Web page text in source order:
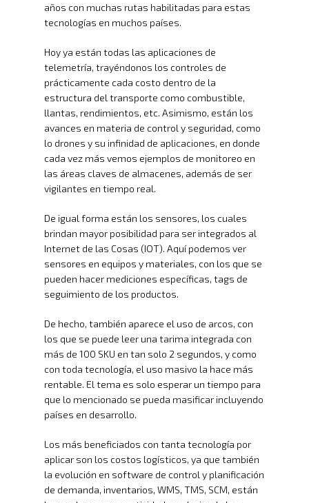
años con muchas rutas habilitadas para estas
tecnologías en muchos países.
Hoy ya están todas las aplicaciones de
telemetría, trayéndonos los controles de
prácticamente cada costo dentro de la
estructura del transporte como combustible,
llantas, rendimientos, etc. Asimismo, están los
avances en materia de control y seguridad, como
lo drones y su infinidad de aplicaciones, en donde
cada vez más vemos ejemplos de monitoreo en
las áreas claves de almacenes, además de ser
vigilantes en tiempo real.
De igual forma están los sensores, los cuales
brindan mayor posibilidad para ser integrados al
Internet de las Cosas (IOT). Aquí podemos ver
sensores en equipos y materiales, con los que se
pueden hacer mediciones específicas, tags de
seguimiento de los productos.
De hecho, también aparece el uso de arcos, con
los que se puede leer una tarima integrada con
más de 100 SKU en tan solo 2 segundos, y como
con toda tecnología, el uso masivo la hace más
rentable. El tema es solo esperar un tiempo para
que lo mencionado se pueda masificar incluyendo
países en desarrollo.
Los más beneficiados con tanta tecnología por
aplicar son los costos logísticos, ya que también
la evolución en software de control y planificación
de demanda, inventarios, WMS, TMS, SCM, están